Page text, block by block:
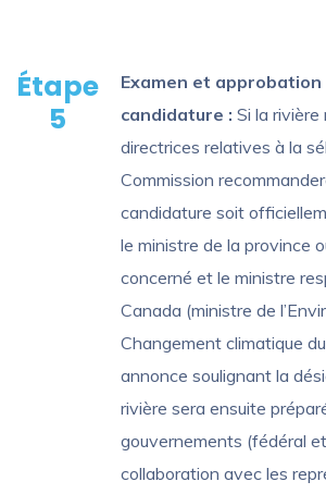
Étape
5
Examen et approbation
candidature : Si la rivière
directrices relatives à la
Commission
candidature soit
le ministre de la province
concerné et le ministre
Canada (ministre de
Changement climatique
annonce soulignant la
rivière sera ensuite
gouvernements (fédéral
collaboration avec les